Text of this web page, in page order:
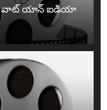
వాట్ యాన్ ఐడియా